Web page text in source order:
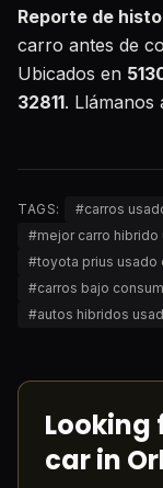
Reporte de
carro antes de
Ubicados en
32811. Llámanos
TAGS: #carros
#mejor carro
#toyota prius usado
#carros bajo
#autos hibridos
Looking
car in